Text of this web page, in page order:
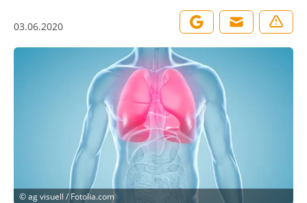
03.06.2020
©ag visuell / Fotolia.com